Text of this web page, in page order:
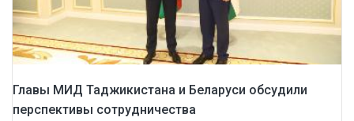
Главы МИД Таджикистана и Беларуси обсудили
перспективы сотрудничества